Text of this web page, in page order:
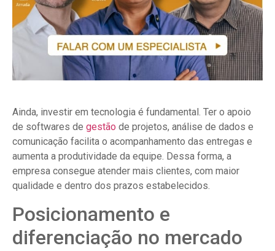
Ainda, investir em tecnologia é fundamental. Ter o apoio
de softwares de gestão de projetos, análise de dados e
comunicação facilita o acompanhamento das entregas e
aumenta a produtividade da equipe. Dessa forma, a
empresa consegue atender mais clientes, com maior
qualidade e dentro dos prazos estabelecidos.
Posicionamento e
diferenciação no mercado